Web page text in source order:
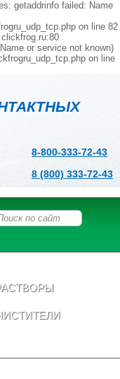
getaddrinfo failed: Name
on line 82
or service not known)
on line
8-800-333-72-43
8 (800) 333-72-43